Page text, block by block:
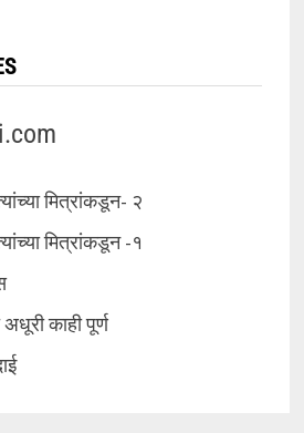
मित्रांकडून- २
मित्रांकडून -१
काही पूर्ण